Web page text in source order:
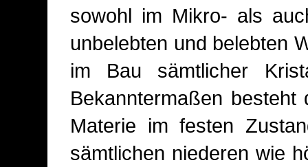
sowohl im Mikro- als
unbelebten und belebten
im Bau sämtlicher
Bekanntermaßen
Materie im festen
sämtlichen niederen wie